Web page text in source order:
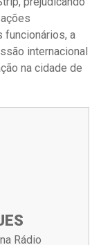
funcionários, a
internacional
na cidade de
Rádio